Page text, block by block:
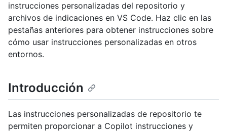
instrucciones personalizadas del repositorio y
archivos de indicaciones en VS Code. Haz clic en las
pestañas anteriores para obtener instrucciones sobre
cómo usar instrucciones personalizadas en otros
entornos.
Introducción
Las instrucciones personalizadas de repositorio te
permiten proporcionar a Copilot instrucciones y